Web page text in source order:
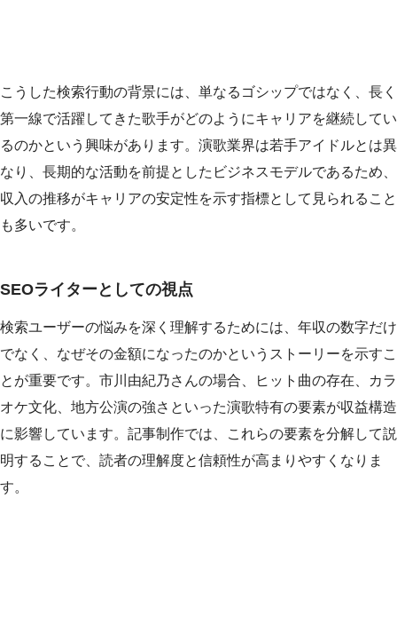
こうした検索行動の背景には、単なるゴシップではなく、長く
第一線で活躍してきた歌手がどのようにキャリアを継続してい
るのかという興味があります。演歌業界は若手アイドルとは異
なり、長期的な活動を前提としたビジネスモデルであるため、
収入の推移がキャリアの安定性を示す指標として見られること
も多いです。
SEOライターとしての視点
検索ユーザーの悩みを深く理解するためには、年収の数字だけ
でなく、なぜその金額になったのかというストーリーを示すこ
とが重要です。市川由紀乃さんの場合、ヒット曲の存在、カラ
オケ文化、地方公演の強さといった演歌特有の要素が収益構造
に影響しています。記事制作では、これらの要素を分解して説
明することで、読者の理解度と信頼性が高まりやすくなりま
す。